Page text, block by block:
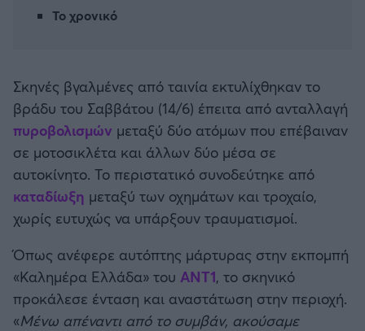
Παναιτωλικός
Ηρακλής
Μπαρτσελόνα
Ρεάλ Μαδρίτης
Μάντσεστερ Γιουνάιτεντ
Το χρονικό
Σκηνές βγαλμένες από ταινία εκτυλίχθηκαν το
βράδυ του Σαββάτου (14/6) έπειτα από ανταλλαγή
πυροβολισμών μεταξύ δύο ατόμων που επέβαιναν
σε μοτοσικλέτα και άλλων δύο μέσα σε
αυτοκίνητο. Το περιστατικό συνοδεύτηκε από
καταδίωξη μεταξύ των οχημάτων και τροχαίο,
χωρίς ευτυχώς να υπάρξουν τραυματισμοί.
Όπως ανέφερε αυτόπτης μάρτυρας στην εκπομπή
«Καλημέρα Ελλάδα» του ΑΝΤ1, το σκηνικό
προκάλεσε ένταση και αναστάτωση στην περιοχή.
«Μένω απέναντι από το συμβάν, ακούσαμε